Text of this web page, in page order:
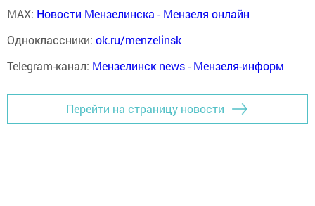
MAX: Новости Мензелинска - Мензеля онлайн
Одноклассники: ok.ru/menzelinsk
Telegram-канал: Мензелинск news - Мензеля-информ
Перейти на страницу новости